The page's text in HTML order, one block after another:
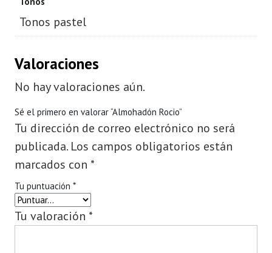
Tonos pastel
Valoraciones
No hay valoraciones aún.
Sé el primero en valorar “Almohadón Rocio”
Tu dirección de correo electrónico no será
publicada. Los campos obligatorios están
marcados con *
Tu puntuación *
Tu valoración *